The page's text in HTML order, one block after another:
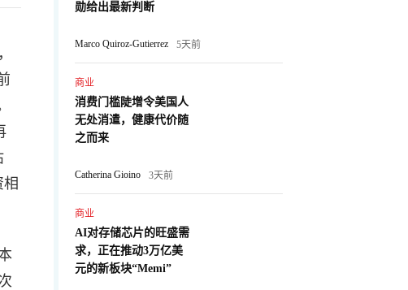
勋给出最新判断
Marco Quiroz-Gutierrez 5天前
商业
消费门槛陡增令美国人
无处消遣，健康代价随
之而来
Catherina Gioino 3天前
商业
AI对存储芯片的旺盛需
求，正在推动3万亿美
元的新板块“Memi”